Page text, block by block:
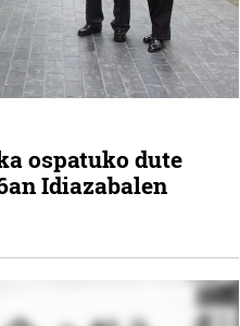
ospatuko dute
Idiazabalen